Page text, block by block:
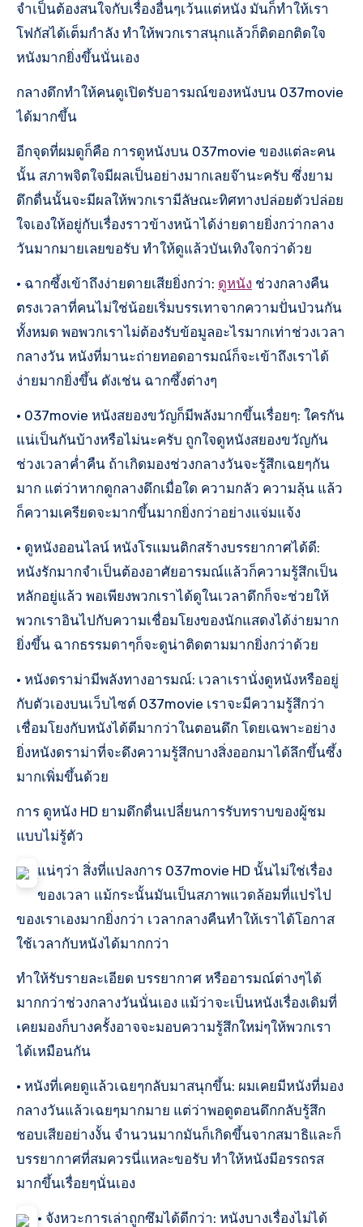
จำเป็นต้องสนใจกับเรื่องอื่นๆเว้นแต่หนัง มันก็ทำให้เรา
โฟกัสได้เต็มกำลัง ทำให้พวกเราสนุกแล้วก็ติดอกติดใจ
หนังมากยิ่งขึ้นนั่นเอง
กลางดึกทำให้คนดูเปิดรับอารมณ์ของหนังบน 037movie
ได้มากขึ้น
อีกจุดที่ผมดูก็คือ การดูหนังบน 037movie ของแต่ละคน
นั้น สภาพจิตใจมีผลเป็นอย่างมากเลยจ๊านะครับ ซึ่งยาม
ดึกดื่นนั้นจะมีผลให้พวกเรามีลัษณะทิศทางปล่อยตัวปล่อย
ใจเองให้อยู่กับเรื่องราวข้างหน้าได้ง่ายดายยิ่งกว่ากลาง
วันมากมายเลยขอรับ ทำให้ดูแล้วบันเทิงใจกว่าด้วย
• ฉากซึ้งเข้าถึงง่ายดายเสียยิ่งกว่า: ดูหนัง ช่วงกลางคืน
ตรงเวลาที่คนไม่ใช่น้อยเริ่มบรรเทาจากความปั่นป่วนกัน
ทั้งหมด พอพวกเราไม่ต้องรับข้อมูลอะไรมากเท่าช่วงเวลา
กลางวัน หนังที่มานะถ่ายทอดอารมณ์ก็จะเข้าถึงเราได้
ง่ายมากยิ่งขึ้น ดังเช่น ฉากซึ้งต่างๆ
• 037movie หนังสยองขวัญก็มีพลังมากขึ้นเรื่อยๆ: ใครกัน
แน่เป็นกันบ้างหรือไม่นะครับ ถูกใจดูหนังสยองขวัญกัน
ช่วงเวลาค่ำคืน ถ้าเกิดมองช่วงกลางวันจะรู้สึกเฉยๆกัน
มาก แต่ว่าหากดูกลางดึกเมื่อใด ความกลัว ความลุ้น แล้ว
ก็ความเครียดจะมากขึ้นมากยิ่งกว่าอย่างแจ่มแจ้ง
• ดูหนังออนไลน์ หนังโรแมนติกสร้างบรรยากาศได้ดี:
หนังรักมากจำเป็นต้องอาศัยอารมณ์แล้วก็ความรู้สึกเป็น
หลักอยู่แล้ว พอเพียงพวกเราได้ดูในเวลาดึกก็จะช่วยให้
พวกเราอินไปกับความเชื่อมโยงของนักแสดงได้ง่ายมาก
ยิ่งขึ้น ฉากธรรมดาๆก็จะดูน่าติดตามมากยิ่งกว่าด้วย
• หนังดราม่ามีพลังทางอารมณ์: เวลาเรานั่งดูหนังหรืออยู่
กับตัวเองบนเว็บไซต์ 037movie เราจะมีความรู้สึกว่า
เชื่อมโยงกับหนังได้ดีมากว่าในตอนดึก โดยเฉพาะอย่าง
ยิ่งหนังดราม่าที่จะดึงความรู้สึกบางสิ่งออกมาได้ลึกขึ้นซึ้ง
มากเพิ่มขึ้นด้วย
การ ดูหนัง HD ยามดึกดื่นเปลี่ยนการรับทราบของผู้ชม
แบบไม่รู้ตัว
แน่ๆว่า สิ่งที่แปลงการ 037movie HD นั้นไม่ใช่เรื่อง
ของเวลา แม้กระนั้นมันเป็นสภาพแวดล้อมที่แปรไป
ของเราเองมากยิ่งกว่า เวลากลางคืนทำให้เราได้โอกาส
ใช้เวลากับหนังได้มากกว่า
ทำให้รับรายละเอียด บรรยากาศ หรืออารมณ์ต่างๆได้
มากกว่าช่วงกลางวันนั่นเอง แม้ว่าจะเป็นหนังเรื่องเดิมที่
เคยมองก็บางครั้งอาจจะมอบความรู้สึกใหม่ๆให้พวกเรา
ได้เหมือนกัน
• หนังที่เคยดูแล้วเฉยๆกลับมาสนุกขึ้น: ผมเคยมีหนังที่มอง
กลางวันแล้วเฉยๆมากมาย แต่ว่าพอดูตอนดึกกลับรู้สึก
ชอบเสียอย่างงั้น จำนวนมากมันก็เกิดขึ้นจากสมาธิและก็
บรรยากาศที่สมควรนี่แหละขอรับ ทำให้หนังมีอรรถรส
มากขึ้นเรื่อยๆนั่นเอง
• จังหวะการเล่าถูกซึมได้ดีกว่า: หนังบางเรื่องไม่ได้